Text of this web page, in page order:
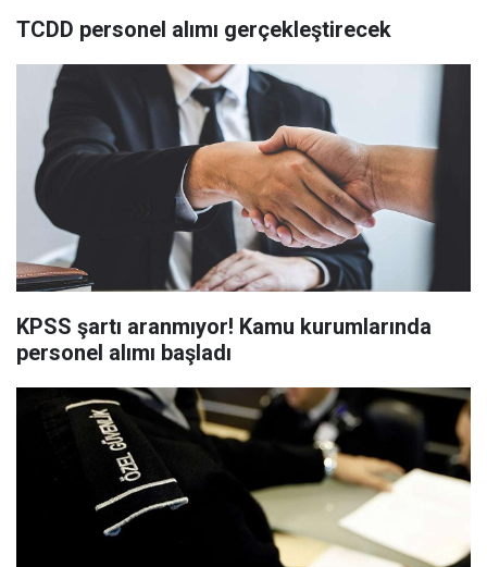
TCDD personel alımı gerçekleştirecek
KPSS şartı aranmıyor! Kamu kurumlarında
personel alımı başladı